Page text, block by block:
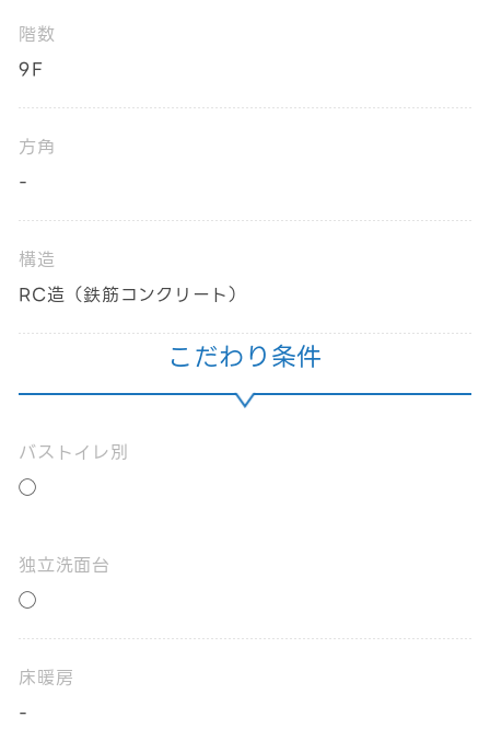
階数
9F
方角
-
構造
RC造（鉄筋コンクリート）
こだわり条件
バストイレ別
◯
独立洗面台
◯
床暖房
-